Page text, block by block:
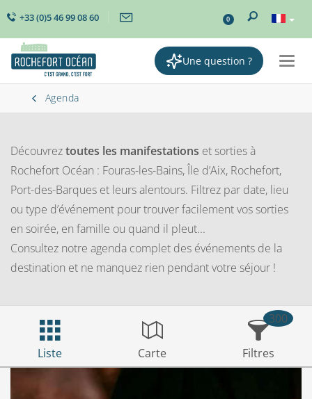
+33 (0)5 46 99 08 60 0
Une question ?
Agenda
Découvreztoutes les manifestations et sorties à
Rochefort Océan : Fouras-les-Bains, Île d’Aix, Rochefort,
Port-des-Barques et leurs alentours. Filtrez par date, lieu
ou type d’événement pour trouver facilement vos sorties
en soirée, en famille ou quand il pleut...
Consultez notre agenda complet des événements de la
destination et ne manquez rien pendant votre séjour !
Liste Carte Filtres
300